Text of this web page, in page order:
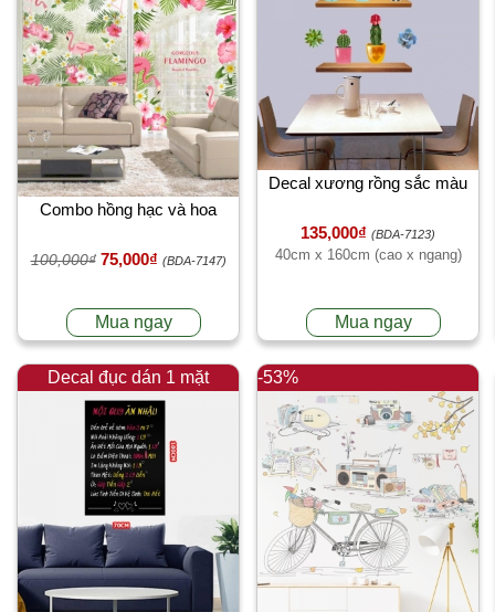
Combo hồng hạc và hoa
100,000₫ 75,000₫ (BDA-7147)
Mua ngay
Decal xương rồng sắc màu
135,000₫ (BDA-7123)
40cm x 160cm (cao x ngang)
Mua ngay
Decal đục dán 1 mặt -53%